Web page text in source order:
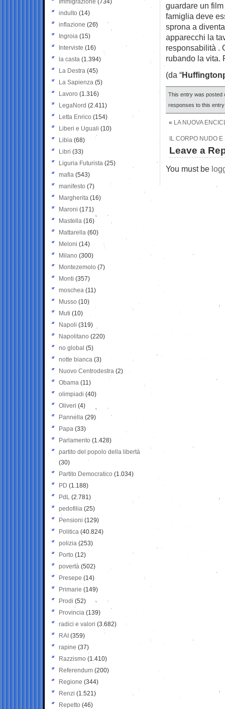
guardare un
famiglia deve
sprona a
apparecchi la
responsabilità .
rubando la vita.
(da “
This entry was posted
responses to this
« LA NUOVA
IL CORPO NUDO
Leave a
You must be
Immigrazione (734)
indulto (14)
inflazione (26)
Ingroia (15)
Interviste (16)
la casta (1.394)
La Destra (45)
La Sapienza (5)
Lavoro (1.316)
LegaNord (2.411)
Letta Enrico (154)
Liberi e Uguali (10)
Libia (68)
Libri (33)
Liguria Futurista (25)
mafia (543)
manifesto (7)
Margherita (16)
Maroni (171)
Mastella (16)
Mattarella (60)
Meloni (14)
Milano (300)
Montezemolo (7)
Monti (357)
moschea (11)
Musso (10)
Muti (10)
Napoli (319)
Napolitano (220)
no global (5)
notte bianca (3)
Nuovo Centrodestra (2)
Obama (11)
olimpiadi (40)
Oliveri (4)
Pannella (29)
Papa (33)
Parlamento (1.428)
partito del popolo della libertà
(30)
Partito Democratico (1.034)
PD (1.188)
PdL (2.781)
pedofilia (25)
Pensioni (129)
Politica (40.824)
polizia (253)
Porto (12)
povertà (502)
Presepe (14)
Primarie (149)
Prodi (52)
Provincia (139)
radici e valori (3.682)
RAI (359)
rapine (37)
Razzismo (1.410)
Referendum (200)
Regione (344)
Renzi (1.521)
Repetto (46)